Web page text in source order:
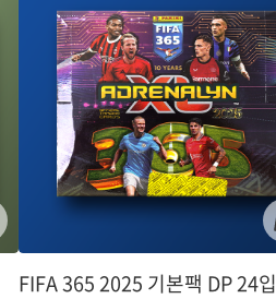
FIFA 365 2025 기본팩 DP 24입